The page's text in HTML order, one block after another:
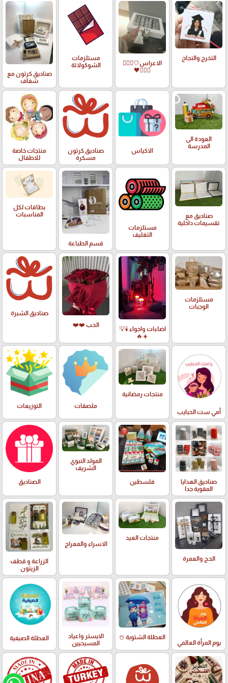
التخرج والنجاح
الاعراس🤍🤵🏻‍♀️
👰🏻‍♀️🖤
مستلزمات
الشوكولاتة
صناديق كرتون مع
شفاف
العودة الى
المدرسة
الاكياس
صناديق كرتون
مسكرة
منتجات خاصة
للاطفال
صناديق مع
تقسيمات داخلية
مستلزمات
التغليف
قسم الطباعة
بطاقات لكل
المناسبات
مستلزمات
الوجبات
اضاءات واجواء 🕯️💡
☀️🔥
الحب ❤️❤️
صناديق الشبرة
أمي ست الحبايب
منتجات رمضانية
ملصقات
التوزيعات
صناديق الهدايا
المقوية جدا
فلسطين
المولد النبوي
الشريف
الصناديق
الحج والعمرة
منتجات العيد
الاسراء والمعراج
الزراعة و قطف
الزيتون
يوم المرأة العالمي
العطلة الشتوية ☃️
الايستر واعياد
المسيحيين
العطلة الصيفية